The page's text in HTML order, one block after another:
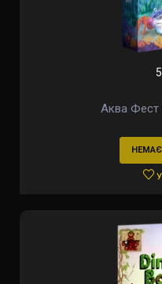
Аква Фест
НЕМАЄ